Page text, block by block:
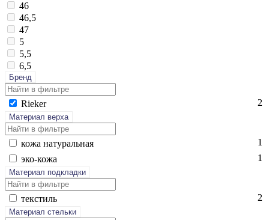
46
46,5
47
5
5,5
6,5
Бренд
Ri­eker 2
Материал верха
ко­жа на­тураль­ная
1
эко-ко­жа
1
Материал подкладки
текс­тиль 2
Материал стельки